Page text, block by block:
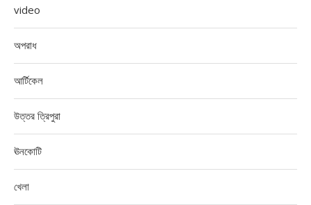
video
অপরাধ
আর্টিকেল
উত্তর ত্রিপুরা
ঊনকোটি
খেলা